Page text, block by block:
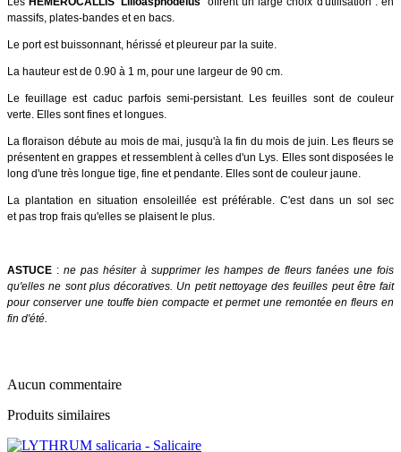
massifs, plates-bandes et en bacs.
Le port est buissonnant, hérissé et pleureur par la suite.
La hauteur est de 0.90 à 1 m, pour une largeur de 90 cm.
Le feuillage est caduc parfois semi-persistant. Les feuilles sont de couleur
verte. Elles sont fines et longues.
La floraison débute au mois de mai, jusqu'à la fin du mois de juin. Les fleurs se
présentent en grappes et ressemblent à celles d'un Lys. Elles sont disposées le
long d'une très longue tige, fine et pendante. Elles sont de couleur jaune.
La plantation en situation ensoleillée est préférable. C'est dans un sol sec
et pas trop frais qu'elles se plaisent le plus.
ASTUCE : ne pas hésiter à supprimer les hampes de fleurs fanées une fois
qu'elles ne sont plus décoratives. Un petit nettoyage des feuilles peut être fait
pour conserver une touffe bien compacte et permet une remontée en fleurs en
fin d'été.
Aucun commentaire
Produits similaires